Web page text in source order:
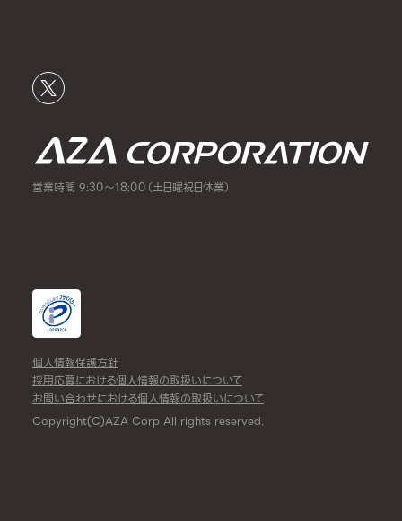
営業時間 9:30～18:00（土日曜祝日休業）
個人情報保護方針
採用応募における個人情報の取扱いについて
お問い合わせにおける個人情報の取扱いについて
Copyright(C)AZA Corp All rights reserved.